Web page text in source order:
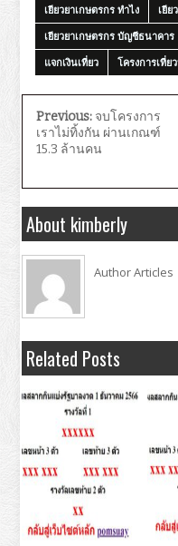
เยียวยาเกษตรกร ทําไง
เยีย
เยียวยาเกษตรกร บัญชีธนาคาร
แจกเงินเที่ยว
โครงการเที่ย
Previous: จบโครงการ
เราไม่ทิ้งกัน ผ่านเกณฑ์
15.3 ล้านคน
About kimberly
Author Articles
Related Posts